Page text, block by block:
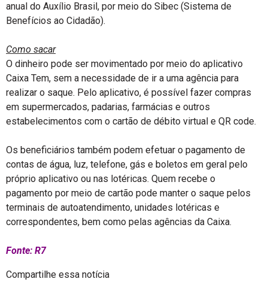
anual do Auxílio Brasil, por meio do Sibec (Sistema de
Benefícios ao Cidadão).
Como sacar
O dinheiro pode ser movimentado por meio do aplicativo
Caixa Tem, sem a necessidade de ir a uma agência para
realizar o saque. Pelo aplicativo, é possível fazer compras
em supermercados, padarias, farmácias e outros
estabelecimentos com o cartão de débito virtual e QR code.
Os beneficiários também podem efetuar o pagamento de
contas de água, luz, telefone, gás e boletos em geral pelo
próprio aplicativo ou nas lotéricas. Quem recebe o
pagamento por meio de cartão pode manter o saque pelos
terminais de autoatendimento, unidades lotéricas e
correspondentes, bem como pelas agências da Caixa.
Fonte: R7
Compartilhe essa notícia